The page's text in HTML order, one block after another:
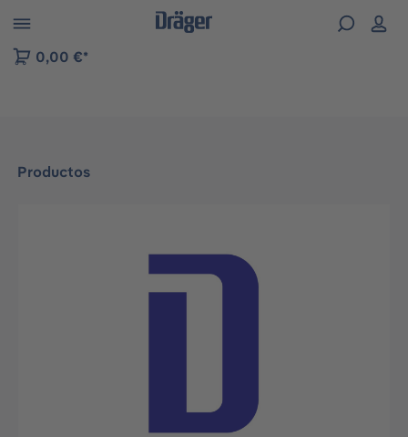
to B2B platform navigation
0,00 €*
Productos
Omitir galería de imágenes